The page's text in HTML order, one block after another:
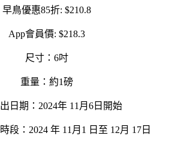
早鳥優惠85折: $210.8
App會員價: $218.3
尺寸：6吋
重量：約1磅
日期：2024年 11月6日開始
段：2024 年 11月1 日至 12月 17日